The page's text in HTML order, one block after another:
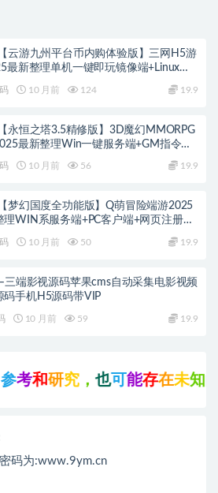
云游九州平台币内购体验版】三网H5游
最新整理单机一键即玩镜像端+Linux手
10 月前 124 19.9
永恒之塔3.5精修版】3D魔幻MMORPG
最新整理Win一键服务端+GM指令
10 月前 56 19.9
梦幻国度全功能版】Q萌冒险端游2025
理WIN系服务端+PC客户端+网页注册
10 月前 50 19.9
三端影视源码苹果cms自动采集电影视频
码手机H5源码带VIP
10 月前 59 19.9
考和研究，也 可能 存在未知的B
码为:www.9ym.cn